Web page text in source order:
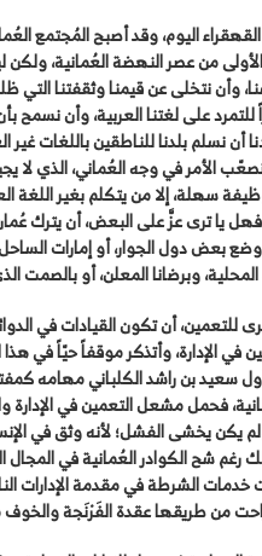
القهقراء اليوم، وقد أصبح المُجتمع
الأولى من عصر النهضة العُمانية،
وأن نتخلى عن قيمنا وثقفتنا التي
للتمرد على لغتنا العربية، وأن نسمح
أن نسلم بلدنا للناطقين باللغات
الأمر في وجه العُماني، الذي لا
سهلة، إلا من يتكلم بغير اللغة
فهل يا ترى عزَّ على البعض، أن يترك
بعض دول الجوار، أو إمارات
المحلية، وبرضانا المعلن، أو بالصمت
للتعمين، أن تكون القيادات في
في الإدارة، وأتذكر موقفاً حيّاً في
سعيد بن راشد الكلباني مهامه
فحمل مشعل التعمين في
يكن يخشى الفشل؛ لأنه وثق في
رغم شح الكوادر العُمانية في
الشرطة في مقدمة الإدارات
أزاحت من طريقها عقدة الفَرْنَجة